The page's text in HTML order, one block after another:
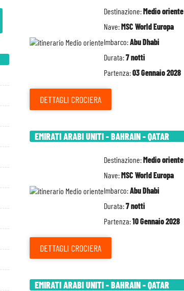
Destinazione:Medio oriente
Nave:MSC World Europa
Imbarco:Abu Dhabi
Durata:7 notti
Partenza:03 Gennaio 2028
DETTAGLI CROCIERA
EMIRATI ARABI UNITI - BAHRAIN - QATAR
Destinazione:Medio oriente
Nave:MSC World Europa
Imbarco:Abu Dhabi
Durata:7 notti
Partenza:10 Gennaio 2028
DETTAGLI CROCIERA
EMIRATI ARABI UNITI - BAHRAIN - QATAR